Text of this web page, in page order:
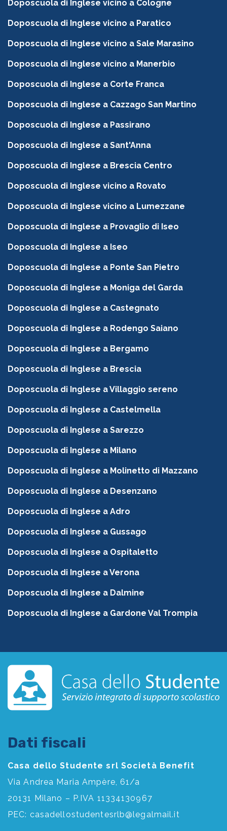
Doposcuola di Inglese vicino a Cologne
Doposcuola di Inglese vicino a Paratico
Doposcuola di Inglese vicino a Sale Marasino
Doposcuola di Inglese vicino a Manerbio
Doposcuola di Inglese a Corte Franca
Doposcuola di Inglese a Cazzago San Martino
Doposcuola di Inglese a Passirano
Doposcuola di Inglese a Sant'Anna
Doposcuola di Inglese a Brescia Centro
Doposcuola di Inglese vicino a Rovato
Doposcuola di Inglese vicino a Lumezzane
Doposcuola di Inglese a Provaglio di Iseo
Doposcuola di Inglese a Iseo
Doposcuola di Inglese a Ponte San Pietro
Doposcuola di Inglese a Moniga del Garda
Doposcuola di Inglese a Castegnato
Doposcuola di Inglese a Rodengo Saiano
Doposcuola di Inglese a Bergamo
Doposcuola di Inglese a Brescia
Doposcuola di Inglese a Villaggio sereno
Doposcuola di Inglese a Castelmella
Doposcuola di Inglese a Sarezzo
Doposcuola di Inglese a Milano
Doposcuola di Inglese a Molinetto di Mazzano
Doposcuola di Inglese a Desenzano
Doposcuola di Inglese a Adro
Doposcuola di Inglese a Gussago
Doposcuola di Inglese a Ospitaletto
Doposcuola di Inglese a Verona
Doposcuola di Inglese a Dalmine
Doposcuola di Inglese a Gardone Val Trompia
Dati fiscali
Casa dello Studente srl Società Benefit
Via Andrea Maria Ampère, 61/a
20131 Milano – P.IVA 11334130967
PEC: casadellostudentesrlb@legalmail.it